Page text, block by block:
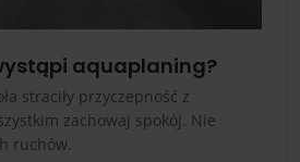
aquaplaning?
straciły przyczepność z
zachowaj spokój. Nie
ruchów.